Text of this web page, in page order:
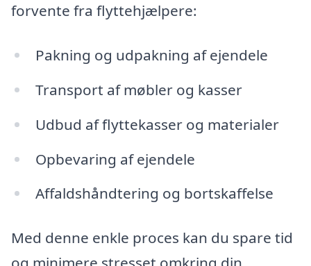
forvente fra flyttehjælpere:
Pakning og udpakning af ejendele
Transport af møbler og kasser
Udbud af flyttekasser og materialer
Opbevaring af ejendele
Affaldshåndtering og bortskaffelse
Med denne enkle proces kan du spare tid